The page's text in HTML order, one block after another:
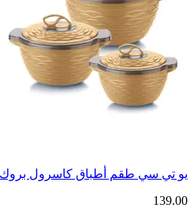
يو تي سي طقم أطباق كاسرول بروك - 3
139.00